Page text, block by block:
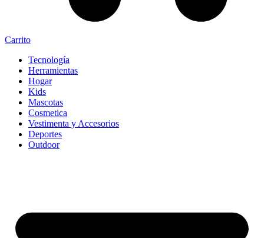
Carrito
Tecnología
Herramientas
Hogar
Kids
Mascotas
Cosmetica
Vestimenta y Accesorios
Deportes
Outdoor